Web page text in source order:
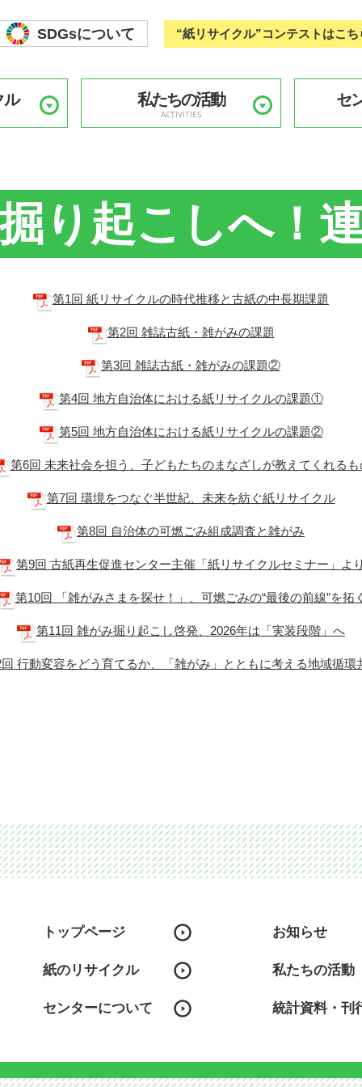
SDGsについて “紙リサイクル”コンテストはこち
ル 私たちの活動
ACTIVITIES
セ
り起こしへ！
第1回 紙リサイクルの時代推移と古紙の中長期課題
第2回 雑誌古紙・雑がみの課題
第3回 雑誌古紙・雑がみの課題②
第4回 地方自治体における紙リサイクルの課題①
第5回 地方自治体における紙リサイクルの課題②
第6回 未来社会を担う、子どもたちのまなざしが教えてくれるも
第7回 環境をつなぐ半世紀、未来を紡ぐ紙リサイクル
第8回 自治体の可燃ごみ組成調査と雑がみ
第9回 古紙再生促進センター主催「紙リサイクルセミナー」より
第10回 「雑がみさまを探せ！」、可燃ごみの“最後の前線”を拓く
第11回 雑がみ掘り起こし啓発、2026年は「実装段階」へ
行動変容をどう育てるか、「雑がみ」とともに考える地域循環
トップページ お知らせ
紙のリサイクル 私たちの活動
センターについて 統計資料・刊